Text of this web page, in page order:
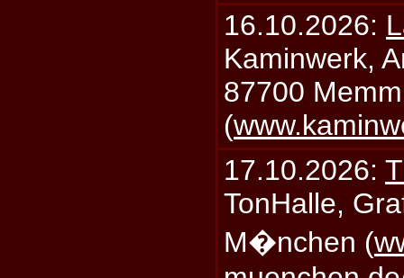
16.10.2026:
Kaminwerk,
87700
(
17.10.2026:
TonHalle,
M�nchen (